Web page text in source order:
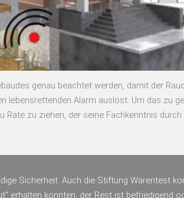
genau beachtet werden, damit der
lebensrettenden Alarm auslöst. Um das zu
zu ziehen, der seine Fachkenntnis
Sicherheit. Auch die Stiftung Warentest
erhalten konnten, der Rest ist befriedigend